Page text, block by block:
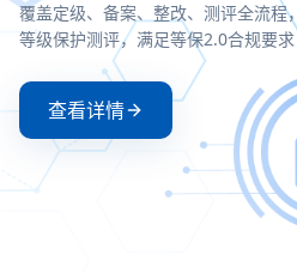
覆盖定级、备案、整改、测评
等级保护测评，满足等保2.0合规
查看详情
全面支持国密SM2/SM3/SM4算法，
操作的可信、可控、可审计
查看详情
聚焦高危漏洞、高危端口和弱
的安全防护体系
查看详情
基于零信任架构实现身份验证
严格验证和持续评估
查看详情